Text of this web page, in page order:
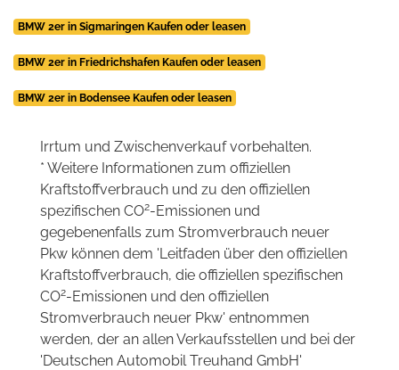
BMW 2er in Sigmaringen Kaufen oder leasen
BMW 2er in Friedrichshafen Kaufen oder leasen
BMW 2er in Bodensee Kaufen oder leasen
Irrtum und Zwischenverkauf vorbehalten.
* Weitere Informationen zum offiziellen
Kraftstoffverbrauch und zu den offiziellen
spezifischen CO2-Emissionen und
gegebenenfalls zum Stromverbrauch neuer
Pkw können dem 'Leitfaden über den offiziellen
Kraftstoffverbrauch, die offiziellen spezifischen
CO2-Emissionen und den offiziellen
Stromverbrauch neuer Pkw' entnommen
werden, der an allen Verkaufsstellen und bei der
'Deutschen Automobil Treuhand GmbH'